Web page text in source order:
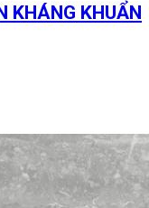
KHÁNG KHUẨN